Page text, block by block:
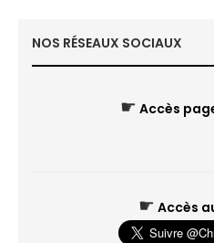
NOS RÉSEAUX SOCIAUX
☛ Accès
☛ Accès